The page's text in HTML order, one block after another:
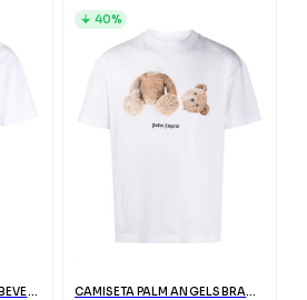
CAMISETA PALM ANGELS BEVERLY HILLS BRANCA COM LOGO CAMISETA PALM ANGELS BRANCA ESTAMPA URSO
40%